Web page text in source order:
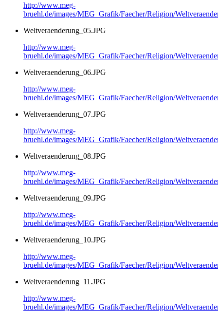
http://www.meg-
bruehl.de/images/MEG_Grafik/Faecher/Religion/
Weltveraenderung_05.JPG
http://www.meg-
bruehl.de/images/MEG_Grafik/Faecher/Religion/
Weltveraenderung_06.JPG
http://www.meg-
bruehl.de/images/MEG_Grafik/Faecher/Religion/
Weltveraenderung_07.JPG
http://www.meg-
bruehl.de/images/MEG_Grafik/Faecher/Religion/
Weltveraenderung_08.JPG
http://www.meg-
bruehl.de/images/MEG_Grafik/Faecher/Religion/
Weltveraenderung_09.JPG
http://www.meg-
bruehl.de/images/MEG_Grafik/Faecher/Religion/
Weltveraenderung_10.JPG
http://www.meg-
bruehl.de/images/MEG_Grafik/Faecher/Religion/
Weltveraenderung_11.JPG
http://www.meg-
bruehl.de/images/MEG_Grafik/Faecher/Religion/